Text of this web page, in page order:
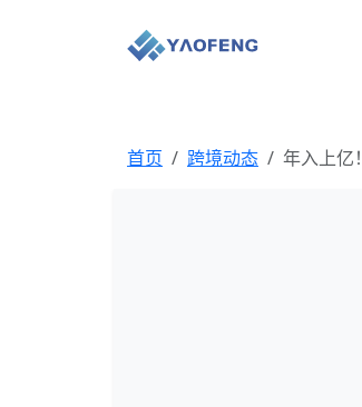
首页 跨境动态 年入上亿